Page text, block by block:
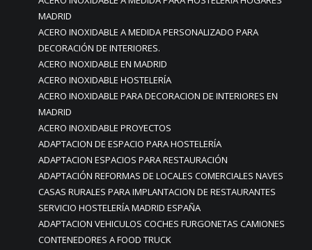
MADRID
ACERO INOXIDABLE A MEDIDA PERSONALIZADO PARA
DECORACIÓN DE INTERIORES.
ACERO INOXIDABLE EN MADRID
ACERO INOXIDABLE HOSTELERÍA
ACERO INOXIDABLE PARA DECORACION DE INTERIORES EN
MADRID
ACERO INOXIDABLE PROYECTOS
ADAPTACION DE ESPACIO PARA HOSTELERÍA
ADAPTACION ESPACIOS PARA RESTAURACIÓN
ADAPTACIÓN REFORMAS DE LOCALES COMERCIALES NAVES
CASAS RURALES PARA IMPLANTACION DE RESTAURANTES
SERVICIO HOSTELERÍA MADRID ESPAÑA
ADAPTACION VEHICULOS COCHES FURGONETAS CAMIONES
CONTENEDORES A FOOD TRUCK